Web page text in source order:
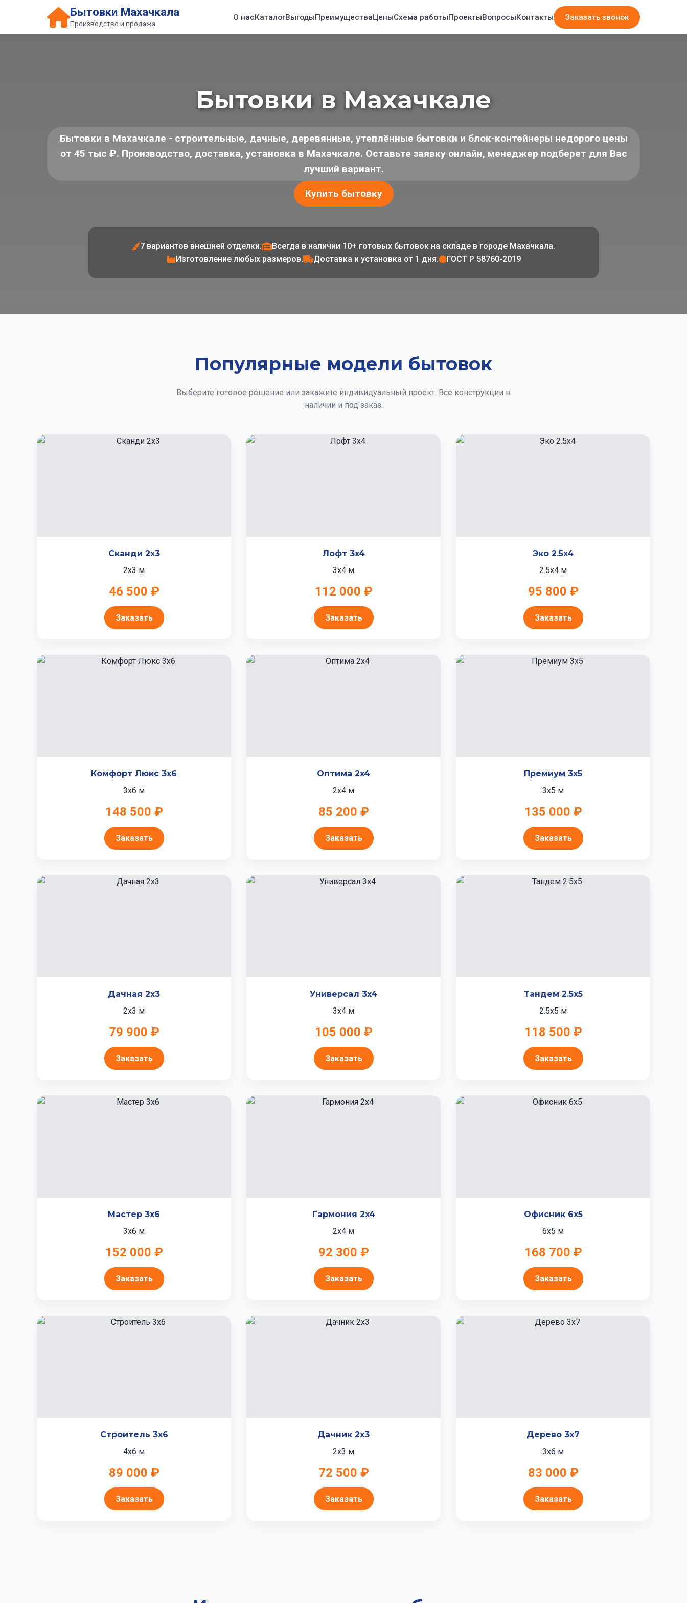
Бытовки Махачкала
Производство и продажа
О насКаталогВыгодыПреимуществаЦеныСхема работыПроектыВопросыКонтакты Заказать звонок
Бытовки в Махачкале
Бытовки в Махачкале - строительные, дачные, деревянные, утеплённые бытовки и блок-контейнеры недорого цены
от 45 тыс ₽. Производство, доставка, установка в Махачкале. Оставьте заявку онлайн, менеджер подберет для Вас
лучший вариант.
Купить бытовку
7 вариантов внешней отделки.
Всегда в наличии 10+ готовых бытовок на складе в городе Махачкала.
Изготовление любых размеров.
Доставка и установка от 1 дня. ГОСТ Р 58760-2019
Популярные модели бытовок
Выберите готовое решение или закажите индивидуальный проект. Все конструкции в
наличии и под заказ.
Сканди 2x3
2x3 м
46 500 ₽
Заказать
Лофт 3x4
3x4 м
112 000 ₽
Заказать
Эко 2.5x4
2.5x4 м
95 800 ₽
Заказать
Комфорт Люкс 3x6
3x6 м
148 500 ₽
Заказать
Оптима 2x4
2x4 м
85 200 ₽
Заказать
Премиум 3x5
3x5 м
135 000 ₽
Заказать
Дачная 2x3
2x3 м
79 900 ₽
Заказать
Универсал 3x4
3x4 м
105 000 ₽
Заказать
Тандем 2.5x5
2.5x5 м
118 500 ₽
Заказать
Мастер 3x6
3x6 м
152 000 ₽
Заказать
Гармония 2x4
2x4 м
92 300 ₽
Заказать
Офисник 6x5
6x5 м
168 700 ₽
Заказать
Строитель 3x6
4x6 м
89 000 ₽
Заказать
Дачник 2x3
2x3 м
72 500 ₽
Заказать
Дерево 3x7
3x6 м
83 000 ₽
Заказать